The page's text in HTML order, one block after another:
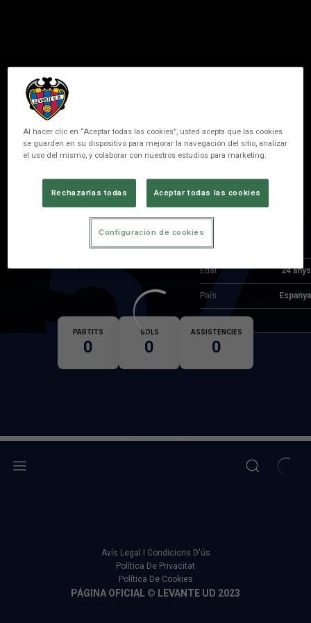
57
ALBERTO
POSICIÓ
Naixement
Edat 24 anys
País Espanya
PARTITS
0
GOLS
0
ASSISTÈNCIES
0
Avís Legal I Condicions D'ús
Política De Privacitat
Política De Cookies
PÁGINA OFICIAL © LEVANTE UD 2023
Al hacer clic en “Aceptar todas las cookies”, usted acepta que las cookies
se guarden en su dispositivo para mejorar la navegación del sitio, analizar
el uso del mismo, y colaborar con nuestros estudios para marketing.
Rechazarlas todas Aceptar todas las cookies
Configuración de cookies